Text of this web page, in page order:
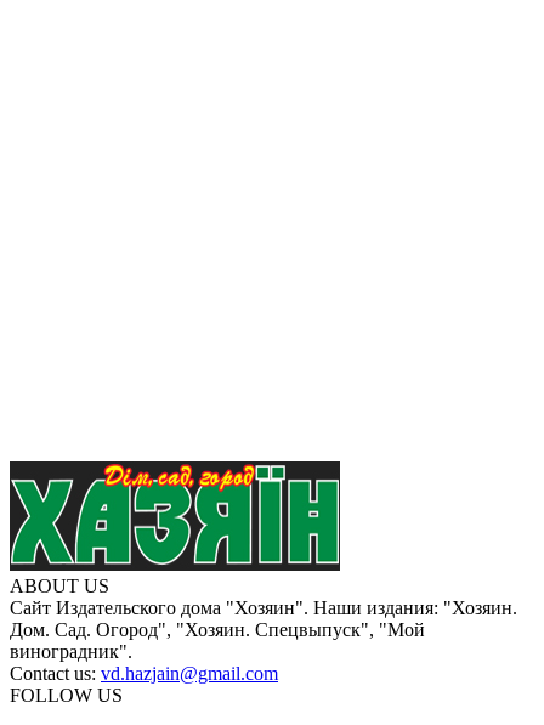
ABOUT US
Сайт Издательского дома "Хозяин". Наши издания: "Хозяин.
Дом. Сад. Огород", "Хозяин. Спецвыпуск", "Мой
виноградник".
Contact us: vd.hazjain@gmail.com
FOLLOW US